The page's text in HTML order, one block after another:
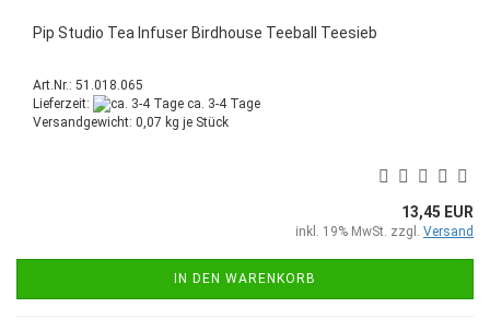
Pip Studio Tea Infuser Birdhouse Teeball Teesieb
Art.Nr.: 51.018.065
Lieferzeit:
ca. 3-4 Tage
Versandgewicht: 0,07 kg je Stück
13,45 EUR
inkl. 19% MwSt. zzgl. Versand
IN DEN WARENKORB